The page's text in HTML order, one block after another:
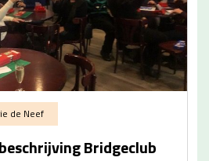
de Neef
Bridgeclub